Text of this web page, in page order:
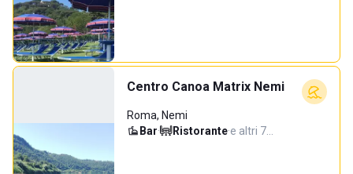
Centro Canoa Matrix Nemi
Roma, Nemi
Bar· Ristorante·e altri 7…